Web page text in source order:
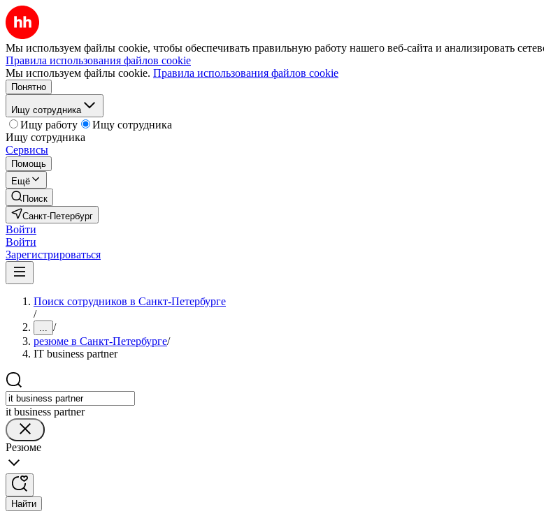
Мы используем файлы cookie, чтобы обеспечивать правильную работу нашего веб-сайта и анализировать
Правила использования файлов cookie
Мы используем файлы cookie. Правила использования файлов cookie
Понятно
Ищу сотрудника
Ищу работу
Ищу сотрудника
Ищу сотрудника
Сервисы
Помощь
Ещё
Поиск
Санкт-Петербург
Войти
Войти
Зарегистрироваться
Поиск сотрудников в Санкт-Петербурге
/
... /
резюме в Санкт-Петербурге/
IT business partner
it business partner
Резюме
Найти